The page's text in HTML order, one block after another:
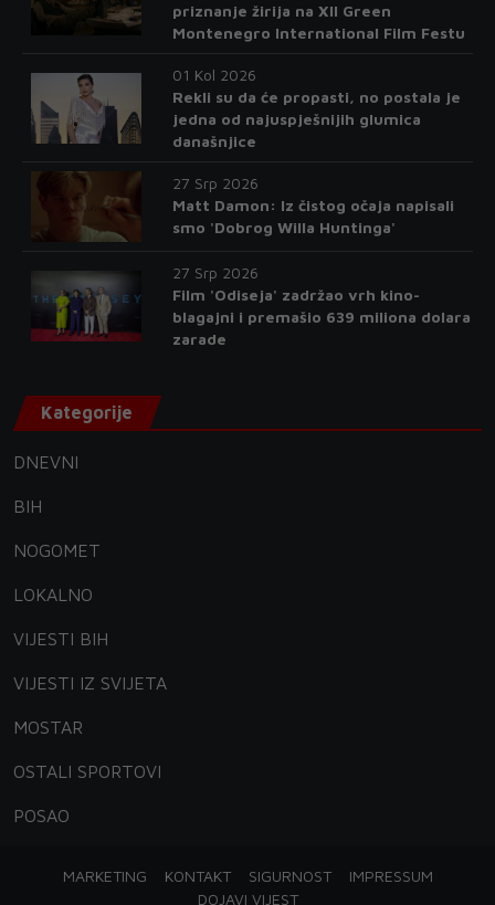
priznanje žirija na XII Green
Montenegro International Film Festu
01 Kol 2026
Rekli su da će propasti, no postala je
jedna od najuspješnijih glumica
današnjice
27 Srp 2026
Matt Damon: Iz čistog očaja napisali
smo 'Dobrog Willa Huntinga'
27 Srp 2026
Film 'Odiseja' zadržao vrh kino-
blagajni i premašio 639 miliona dolara
zarade
Kategorije
DNEVNI
BIH
NOGOMET
LOKALNO
VIJESTI BIH
VIJESTI IZ SVIJETA
MOSTAR
OSTALI SPORTOVI
POSAO
MARKETING KONTAKT SIGURNOST
IMPRESSUM
DOJAVI VIJEST